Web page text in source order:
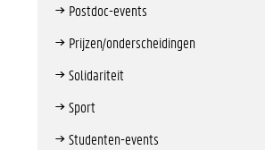
Postdoc-events
Prijzen/onderscheidingen
Solidariteit
Sport
Studenten-events